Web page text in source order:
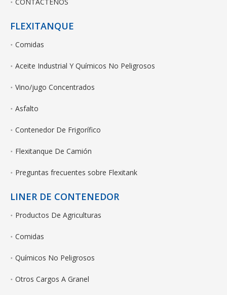
FLEXITANQUE
Comidas
Aceite Industrial Y Químicos No Peligrosos
Vino/jugo Concentrados
Asfalto
Contenedor De Frigorífico
Flexitanque De Camión
Preguntas frecuentes sobre Flexitank
LINER DE CONTENEDOR
Productos De Agriculturas
Comidas
Químicos No Peligrosos
Otros Cargos A Granel